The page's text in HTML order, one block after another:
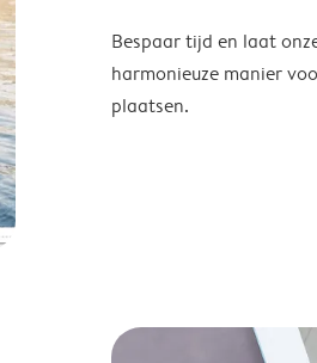
Bespaar tijd en laat
harmonieuze manier
plaatsen.